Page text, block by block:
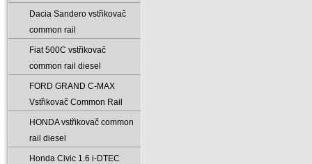
Dacia Sandero vstřikovač
common rail
Fiat 500C vstřikovač
common rail diesel
FORD GRAND C-MAX
Vstřikovač Common Rail
HONDA vstřikovač common
rail diesel
Honda Civic 1.6 i-DTEC